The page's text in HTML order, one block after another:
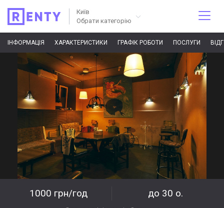
Київ
Обрати категорію
ІНФОРМАЦІЯ ХАРАКТЕРИСТИКИ ГРАФІК РОБОТИ ПОСЛУГИ
1000 грн/год до 30 о.